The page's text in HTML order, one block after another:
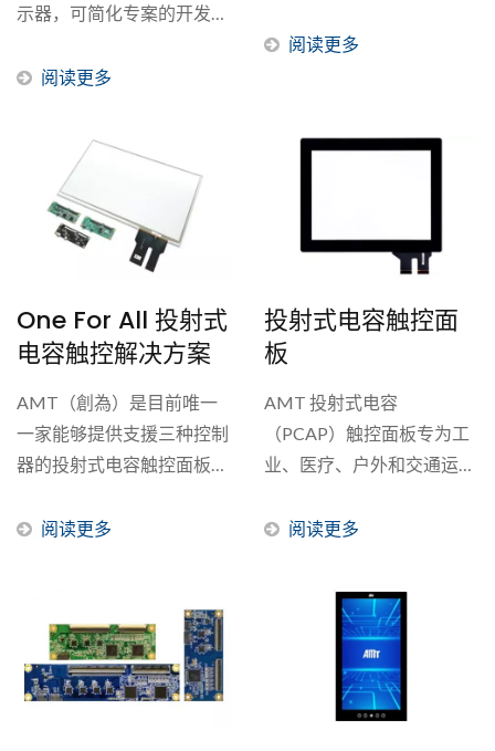
示器，可简化专案的开发流
案。...阅读更多
专案需求。一般而言，
阅读更多
One For All 投射式
电容触控解决方案
AMT（創為）是目前唯一
一家能够提供支援三种控制
器的投射式电容触控面板供
制器的设计需求。我们的单
阅读更多
投射式电容触控面
板
AMT 投射式电容
（PCAP）触控面板专为工
业、医疗、户外和交通运输
AMT...阅读更多